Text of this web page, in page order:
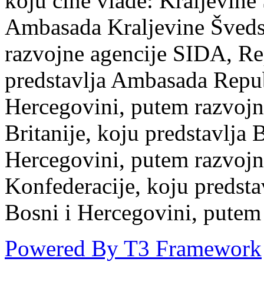
Ambasada Kraljevine
razvojne agencije SIDA,
predstavlja Ambasada
Hercegovini, putem
Britanije, koju predstavlja
Hercegovini, putem
Konfederacije, koju
Bosni i Hercegovini,
Powered By T3 Framework